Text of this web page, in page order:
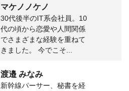
マケノノケノ
30代後半のIT系会社員。10
代の頃から恋愛や人間関係
でさまざまな経験を重ねて
きました。 今でこそ...
渡邉 みなみ
新幹線パーサー、秘書を経